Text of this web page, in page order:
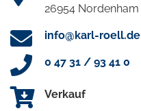
26954 Nordenham
info@karl-roell.de
0 47 31 / 93 41 0
Verkauf